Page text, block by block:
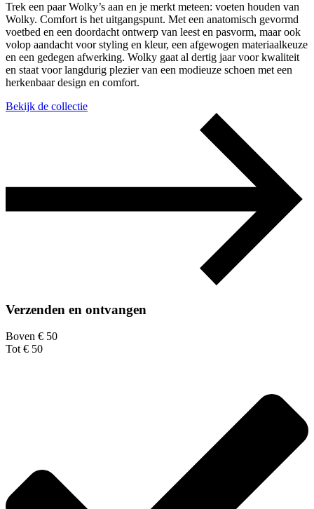
Trek een paar Wolky’s aan en je merkt meteen: voeten houden van
Wolky. Comfort is het uitgangspunt. Met een anatomisch gevormd
voetbed en een doordacht ontwerp van leest en pasvorm, maar ook
volop aandacht voor styling en kleur, een afgewogen materiaalkeuze
en een gedegen afwerking. Wolky gaat al dertig jaar voor kwaliteit
en staat voor langdurig plezier van een modieuze schoen met een
herkenbaar design en comfort.
Bekijk de collectie
Verzenden en ontvangen
Boven € 50
Tot € 50